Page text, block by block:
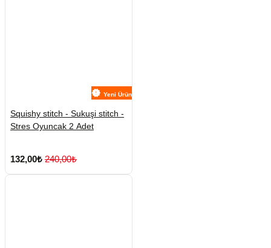
Yeni Ürün
Squishy stitch - Sukuşi stitch -
Stres Oyuncak 2 Adet
132,00₺ 240,00₺